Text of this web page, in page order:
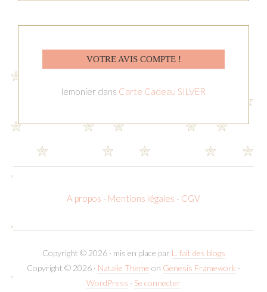
VOTRE AVIS COMPTE !
lemonier dans Carte Cadeau SILVER
A propos - Mentions légales - CGV
Copyright © 2026 · mis en place par L. fait des blogs
Copyright © 2026 · Natalie Theme on Genesis Framework ·
WordPress · Se connecter